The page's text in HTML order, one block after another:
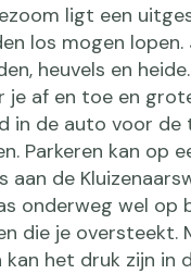
ligt een
los mogen
heuvels en
je af en toe en
in de auto voor de
Parkeren kan op
aan de
onderweg wel op
die je oversteekt.
kan het druk zijn in